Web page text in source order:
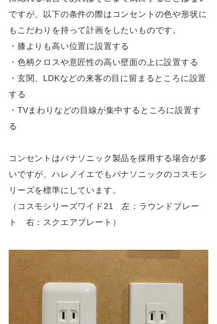
ですが、以下の条件の際はコンセントの色や形状に
もこだわりを持って計画をしたいものです。
・膝よりも高い位置に設置する
・色柄クロスや意匠性の高い壁面の上に設置する
・玄関、LDKなどの来客の目に留まるところに設置
する
・TVまわりなどの目線が集中するところに設置す
る
コンセントはパナソニック製品を採用する場合が多
いですが、ハレノイエでもパナソニックのコスモシ
リーズを標準にしています。
（コスモシリーズワイド21 左：ラウンドプレー
ト 右：スクエアプレート）